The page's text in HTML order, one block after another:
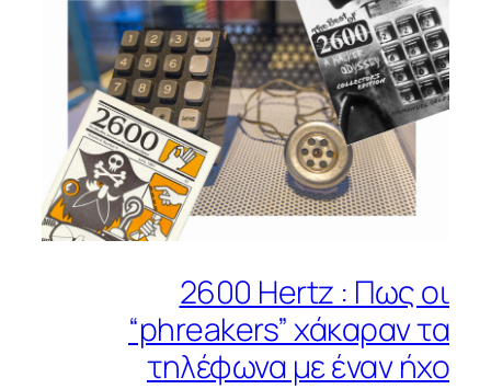
2600 Hertz : Πως οι
“phreakers” χάκαραν τα
τηλέφωνα με έναν ήχο